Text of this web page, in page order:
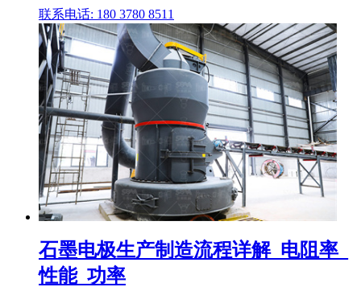
联系电话: 180 3780 8511
石墨电极生产制造流程详解_电阻率_
性能_功率